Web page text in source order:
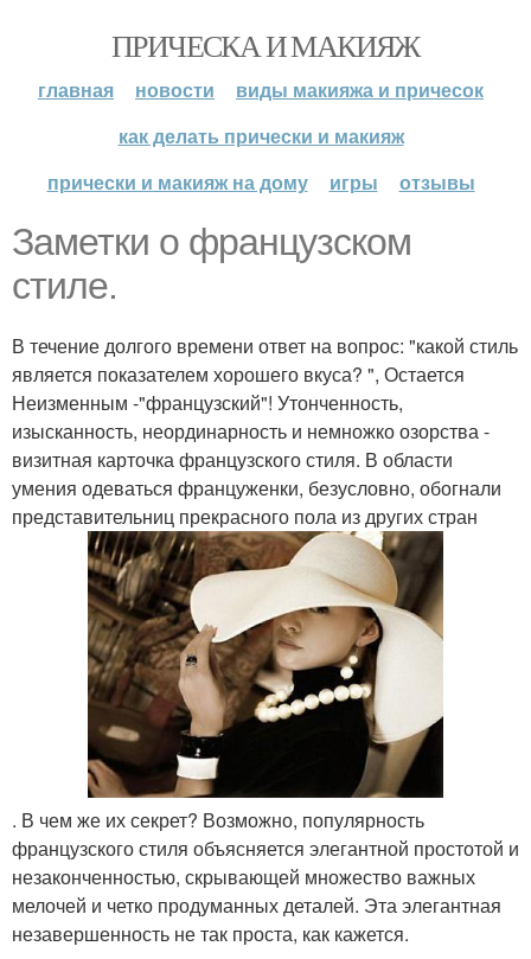
ПРИЧЕСКА И МАКИЯЖ
главная новости
виды макияжа и причесок
как делать прически и макияж
прически и макияж на дому
игры отзывы
Заметки о французском
стиле.
В течение долгого времени ответ на вопрос: "какой стиль
является показателем хорошего вкуса? ", Остается
Неизменным -"французский"! Утонченность,
изысканность, неординарность и немножко озорства -
визитная карточка французского стиля. В области
умения одеваться француженки, безусловно, обогнали
представительниц прекрасного пола из других стран
. В чем же их секрет? Возможно, популярность
французского стиля объясняется элегантной простотой и
незаконченностью, скрывающей множество важных
мелочей и четко продуманных деталей. Эта элегантная
незавершенность не так проста, как кажется.